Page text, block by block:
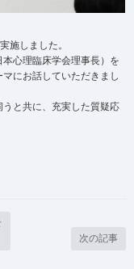
施しました。
心理臨床学会理事長）を
にお話していただきまし
と共に、充実した質疑応
次の記事